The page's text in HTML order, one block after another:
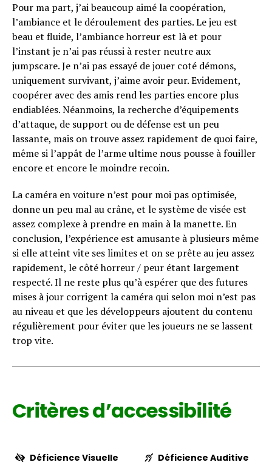
Pour ma part, j’ai beaucoup aimé la coopération,
l’ambiance et le déroulement des parties. Le jeu est
beau et fluide, l’ambiance horreur est là et pour
l’instant je n’ai pas réussi à rester neutre aux
jumpscare. Je n’ai pas essayé de jouer coté démons,
uniquement survivant, j’aime avoir peur. Evidement,
coopérer avec des amis rend les parties encore plus
endiablées. Néanmoins, la recherche d’équipements
d’attaque, de support ou de défense est un peu
lassante, mais on trouve assez rapidement de quoi faire,
même si l’appât de l’arme ultime nous pousse à fouiller
encore et encore le moindre recoin.
La caméra en voiture n’est pour moi pas optimisée,
donne un peu mal au crâne, et le système de visée est
assez complexe à prendre en main à la manette.En
conclusion, l’expérience est amusante à plusieurs même
si elle atteint vite ses limites et on se prête au jeu assez
rapidement, le côté horreur / peur étant largement
respecté. Il ne reste plus qu’à espérer que des futures
mises à jour corrigent la caméra qui selon moi n’est pas
au niveau et que les développeurs ajoutent du contenu
régulièrement pour éviter que les joueurs ne se lassent
trop vite.
Critères d’accessibilité
Déficience Visuelle Déficience Auditive